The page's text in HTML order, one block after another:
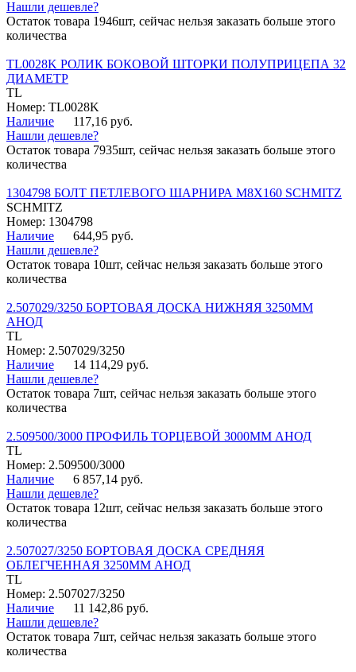
Нашли дешевле?
Остаток товара 1946шт, сейчас нельзя заказать больше этого
количества
TL0028K РОЛИК БОКОВОЙ ШТОРКИ ПОЛУПРИЦЕПА 32
ДИАМЕТР
TL
Номер: TL0028K
Наличие
117,16 руб.
Нашли дешевле?
Остаток товара 7935шт, сейчас нельзя заказать больше этого
количества
1304798 БОЛТ ПЕТЛЕВОГО ШАРНИРА М8Х160 SCHMITZ
SCHMITZ
Номер: 1304798
Наличие
644,95 руб.
Нашли дешевле?
Остаток товара 10шт, сейчас нельзя заказать больше этого
количества
2.507029/3250 БОРТОВАЯ ДОСКА НИЖНЯЯ 3250ММ
АНОД
TL
Номер: 2.507029/3250
Наличие
14 114,29 руб.
Нашли дешевле?
Остаток товара 7шт, сейчас нельзя заказать больше этого
количества
2.509500/3000 ПРОФИЛЬ ТОРЦЕВОЙ 3000ММ АНОД
TL
Номер: 2.509500/3000
Наличие
6 857,14 руб.
Нашли дешевле?
Остаток товара 12шт, сейчас нельзя заказать больше этого
количества
2.507027/3250 БОРТОВАЯ ДОСКА СРЕДНЯЯ
ОБЛЕГЧЕННАЯ 3250ММ АНОД
TL
Номер: 2.507027/3250
Наличие
11 142,86 руб.
Нашли дешевле?
Остаток товара 7шт, сейчас нельзя заказать больше этого
количества